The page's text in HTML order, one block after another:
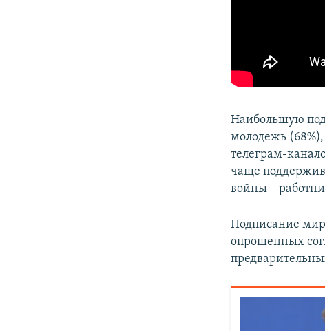
Наибольшую
молодежь
телеграм-
чаще
войны –
Подписание
опрошенных